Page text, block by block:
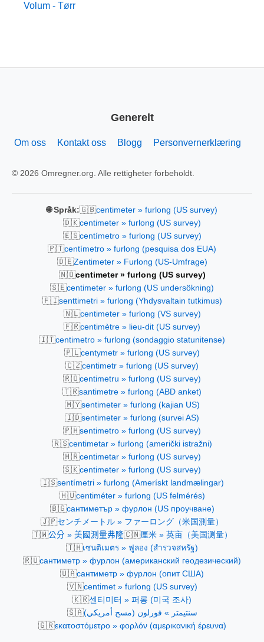
Volum - Tørr
Generelt
Om oss Kontakt oss Blogg Personvernerklæring
© 2026 Omregner.org. Alle rettigheter forbeholdt.
🌐 Språk:🇬🇧centimeter » furlong (US survey)
🇩🇰centimeter » furlong (US survey)
🇪🇸centímetro » furlong (US survey)
🇵🇹centímetro » furlong (pesquisa dos EUA)
🇩🇪Zentimeter » Furlong (US-Umfrage)
🇳🇴centimeter » furlong (US survey)
🇸🇪centimeter » furlong (US undersökning)
🇫🇮senttimetri » furlong (Yhdysvaltain tutkimus)
🇳🇱centimeter » furlong (VS survey)
🇫🇷centimètre » lieu-dit (US survey)
🇮🇹centimetro » furlong (sondaggio statunitense)
🇵🇱centymetr » furlong (US survey)
🇨🇿centimetr » furlong (US survey)
🇷🇴centimetru » furlong (US survey)
🇹🇷santimetre » furlong (ABD anket)
🇲🇾sentimeter » furlong (kajian US)
🇮🇩sentimeter » furlong (survei AS)
🇵🇭sentimetro » furlong (US survey)
🇷🇸centimetar » furlong (američki istražni)
🇭🇷centimetar » furlong (US survey)
🇸🇰centimeter » furlong (US survey)
🇮🇸sentímetri » furlong (Amerískt landmælingar)
🇭🇺centiméter » furlong (US felmérés)
🇧🇬сантиметър » фурлон (US проучване)
🇯🇵センチメートル » ファーロング（米国測量）
🇹🇼公分 » 美國測量弗隆🇨🇳厘米 » 英亩（美国测量）
🇹🇭เซนติเมตร » ฟูลอง (สำรวจสหรัฐ)
🇷🇺сантиметр » фурлон (американский геодезический)
🇺🇦сантиметр » фурлон (опит США)
🇻🇳centimet » furlong (US survey)
🇰🇷센티미터 » 퍼롱 (미국 조사)
🇸🇦سنتيمتر » فورلون (مسح أمريكي)
🇬🇷εκατοστόμετρο » φορλόν (αμερικανική έρευνα)